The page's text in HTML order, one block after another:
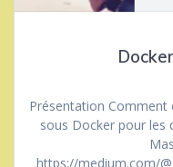
Présentation
sous Docker pour les
https://medium.com/